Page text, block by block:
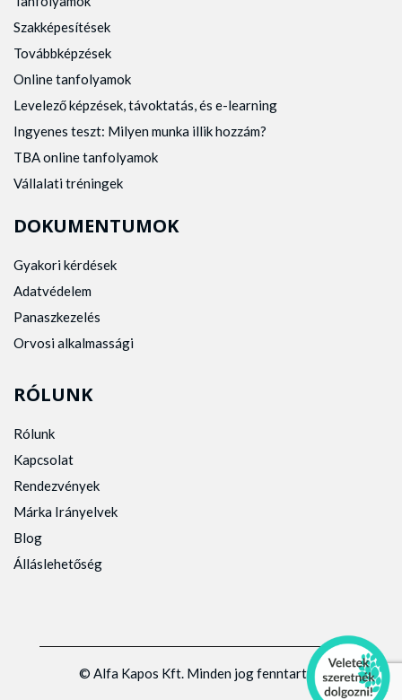
Szakképesítések
Továbbképzések
Online tanfolyamok
Levelező képzések, távoktatás, és e-learning
Ingyenes teszt: Milyen munka illik hozzám?
TBA online tanfolyamok
Vállalati tréningek
DOKUMENTUMOK
Gyakori kérdések
Adatvédelem
Panaszkezelés
Orvosi alkalmassági
RÓLUNK
Rólunk
Kapcsolat
Rendezvények
Márka Irányelvek
Blog
Álláslehetőség
© Alfa Kapos Kft. Minden jog fenntartva.